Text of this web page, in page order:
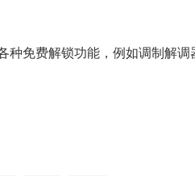
免费解锁功能，例如调制解调